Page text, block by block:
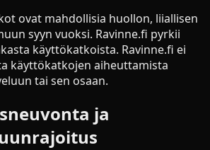
ovat mahdollisia huollon, liiallisen
syyn vuoksi. Ravinne.fi pyrkii
käyttökatkoista. Ravinne.fi ei
käyttökatkojen aiheuttamista
tai sen osaan.
ja